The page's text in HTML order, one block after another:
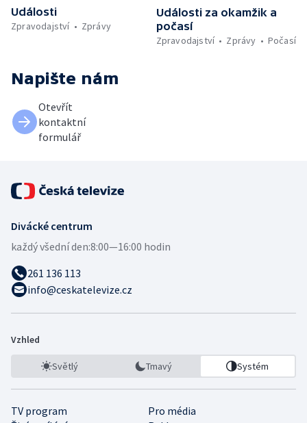
Události
Zpravodajství
Zprávy
Události za okamžik a
počasí
Zpravodajství
Zprávy Počasí
Napište nám
Otevřít
kontaktní
formulář
Divácké centrum
každý všední den:8:00—16:00 hodin
261 136 113
info@ceskatelevize.cz
Vzhled
Světlý Tmavý Systém
TV program
Pro média